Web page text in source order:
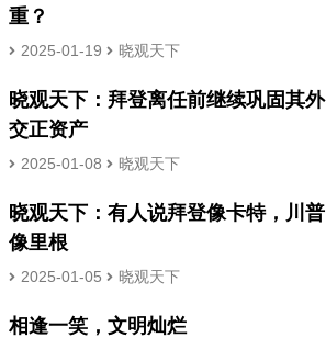
重？
2025-01-19 晓观天下
晓观天下：拜登离任前继续巩固其外
交正资产
2025-01-08 晓观天下
晓观天下：有人说拜登像卡特，川普
像里根
2025-01-05 晓观天下
相逢一笑，文明灿烂